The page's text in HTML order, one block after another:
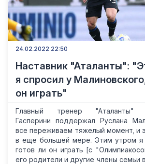
24.02.2022 22:50
Наставник "Аталанты":
я спросил у
он играть"
Главный тренер
Гасперини поддержал Руслана
все переживаем тяжелый момент, и
в еще большей мере. Этим утром я
готов ли он играть [с
его родители и другие члены семьи